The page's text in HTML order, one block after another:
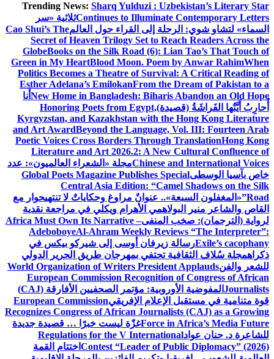
Trending News: Sharq Yulduzi : Uzbekistan’s Literary Star
Continues to Illuminate Contemporary Lettersثلاثية «سر
السماء» لتشاو شوي: الرحلة إلى القراء حول العالمCao Shui’s The
Secret of Heaven Trilogy Set to Reach Readers Across the
GlobeBooks on the Silk Road (6): Lian Tao’s That Touch of
Green in My HeartBlood Moon. Poem by Anwar RahimWhen
Politics Becomes a Theatre of Survival: A Critical Reading of
Esther Adelana’s EmilokanFrom the Dream of Pakistan to a
New Home in Bangladesh: Biharis Abandon an Old Hope أَنا
أُحارِبُ أَيَّتُها الفَراشَةُ (قصيدة)Honoring Poets from Egypt,
Kyrgyzstan, and Kazakhstan with the Hong Kong Literature
and Art AwardBeyond the Language, Vol. III: Fourteen Arab
Poetic Voices Cross Borders Through TranslationHong Kong
Literature and Art 2026.2: A New Cultural Confluence of
Chinese and International Voicesمجلة «الشعراء العالميون»: عدد
خاص بآسيا الوسطىGlobal Poets Magazine Publishes Special
Central Asia Edition: “Camel Shadows on the Silk
Road” «المغفلون السبعة».. عنوانٌ مراوغ وحكاياتٌ لا تنتهيحوار مع
القاص والشاعر منير البولاهمي الأهرام ويكلي في مراجعة نقدية
لرواية (الترجمان): صخب المنفىAfrica Must Own Its Narrative –
AdeboboyeAl-Ahram Weekly Reviews “The Interpreter”:
Exile’s cacophanyرسالة زيرفان أوسى إلى شيركو بيكس في
ذكراهمجلة سُلاف الثقافية تحتفي بمهرجان طريق الحرير الدولي
للشعر والفنWorld Organization of Writers President Applauds
European Commission Recognition of Congress of African
Journalists
المفوضية الأوروبية: مؤتمر الصحفيين الأفارقة (CAJ)
قوة متنامية في مستقبل الإعلام الإفريقيEuropean Commission
Recognizes Congress of African Journalists (CAJ) as a Growing
Force in Africa’s Media Futureغزّة ليست خبرًا … قصيدة جديدة
للشاعرة د. حنان عوادRegulations for the V International
Contest “Leader of Public Diplomacy” (2026) اختتام القمة